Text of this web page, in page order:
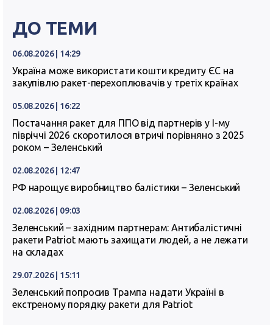
ДО ТЕМИ
06.08.2026 | 14:29
Україна може використати кошти кредиту ЄС на
закупівлю ракет-перехоплювачів у третіх країнах
05.08.2026 | 16:22
Постачання ракет для ППО від партнерів у I-му
півріччі 2026 скоротилося втричі порівняно з 2025
роком – Зеленський
02.08.2026 | 12:47
РФ нарощує виробництво балістики – Зеленський
02.08.2026 | 09:03
Зеленський – західним партнерам: Антибалістичні
ракети Patriot мають захищати людей, а не лежати
на складах
29.07.2026 | 15:11
Зеленський попросив Трампа надати Україні в
екстреному порядку ракети для Patriot